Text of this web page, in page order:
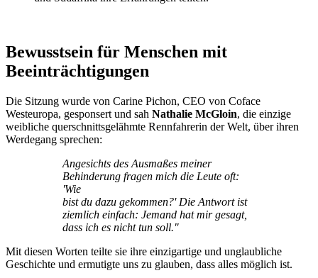
Bewusstsein für Menschen mit
Beeinträchtigungen
Die Sitzung wurde von Carine Pichon, CEO von Coface
Westeuropa, gesponsert und sah Nathalie McGloin, die einzige
weibliche querschnittsgelähmte Rennfahrerin der Welt, über ihren
Werdegang sprechen:
Angesichts des Ausmaßes meiner
Behinderung fragen mich die Leute oft:
'Wie
bist du dazu gekommen?' Die Antwort ist
ziemlich einfach: Jemand hat mir gesagt,
dass ich es nicht tun soll."
Mit diesen Worten teilte sie ihre einzigartige und unglaubliche
Geschichte und ermutigte uns zu glauben, dass alles möglich ist.